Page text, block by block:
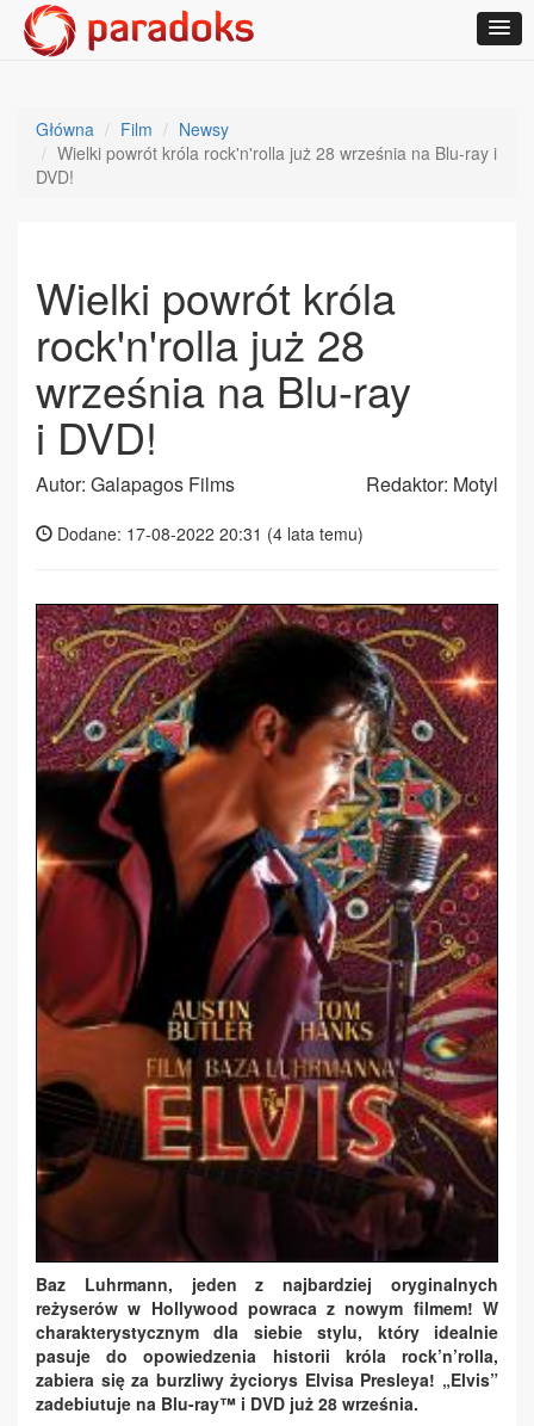
Główna Film
Newsy
Wielki powrót króla rock'n'rolla już 28 września na Blu-ray i
DVD!
Wielki powrót króla
rock'n'rolla już 28
września na Blu-ray
i DVD!
Autor: Galapagos Films Redaktor: Motyl
Dodane: 17-08-2022 20:31 (4 lata temu)
Baz Luhrmann, jeden z najbardziej oryginalnych
reżyserów w Hollywood powraca z nowym filmem! W
charakterystycznym dla siebie stylu, który idealnie
pasuje do opowiedzenia historii króla rock’n’rolla,
zabiera się za burzliwy życiorys Elvisa Presleya! „Elvis”
zadebiutuje na Blu-ray™ i DVD już 28 września.